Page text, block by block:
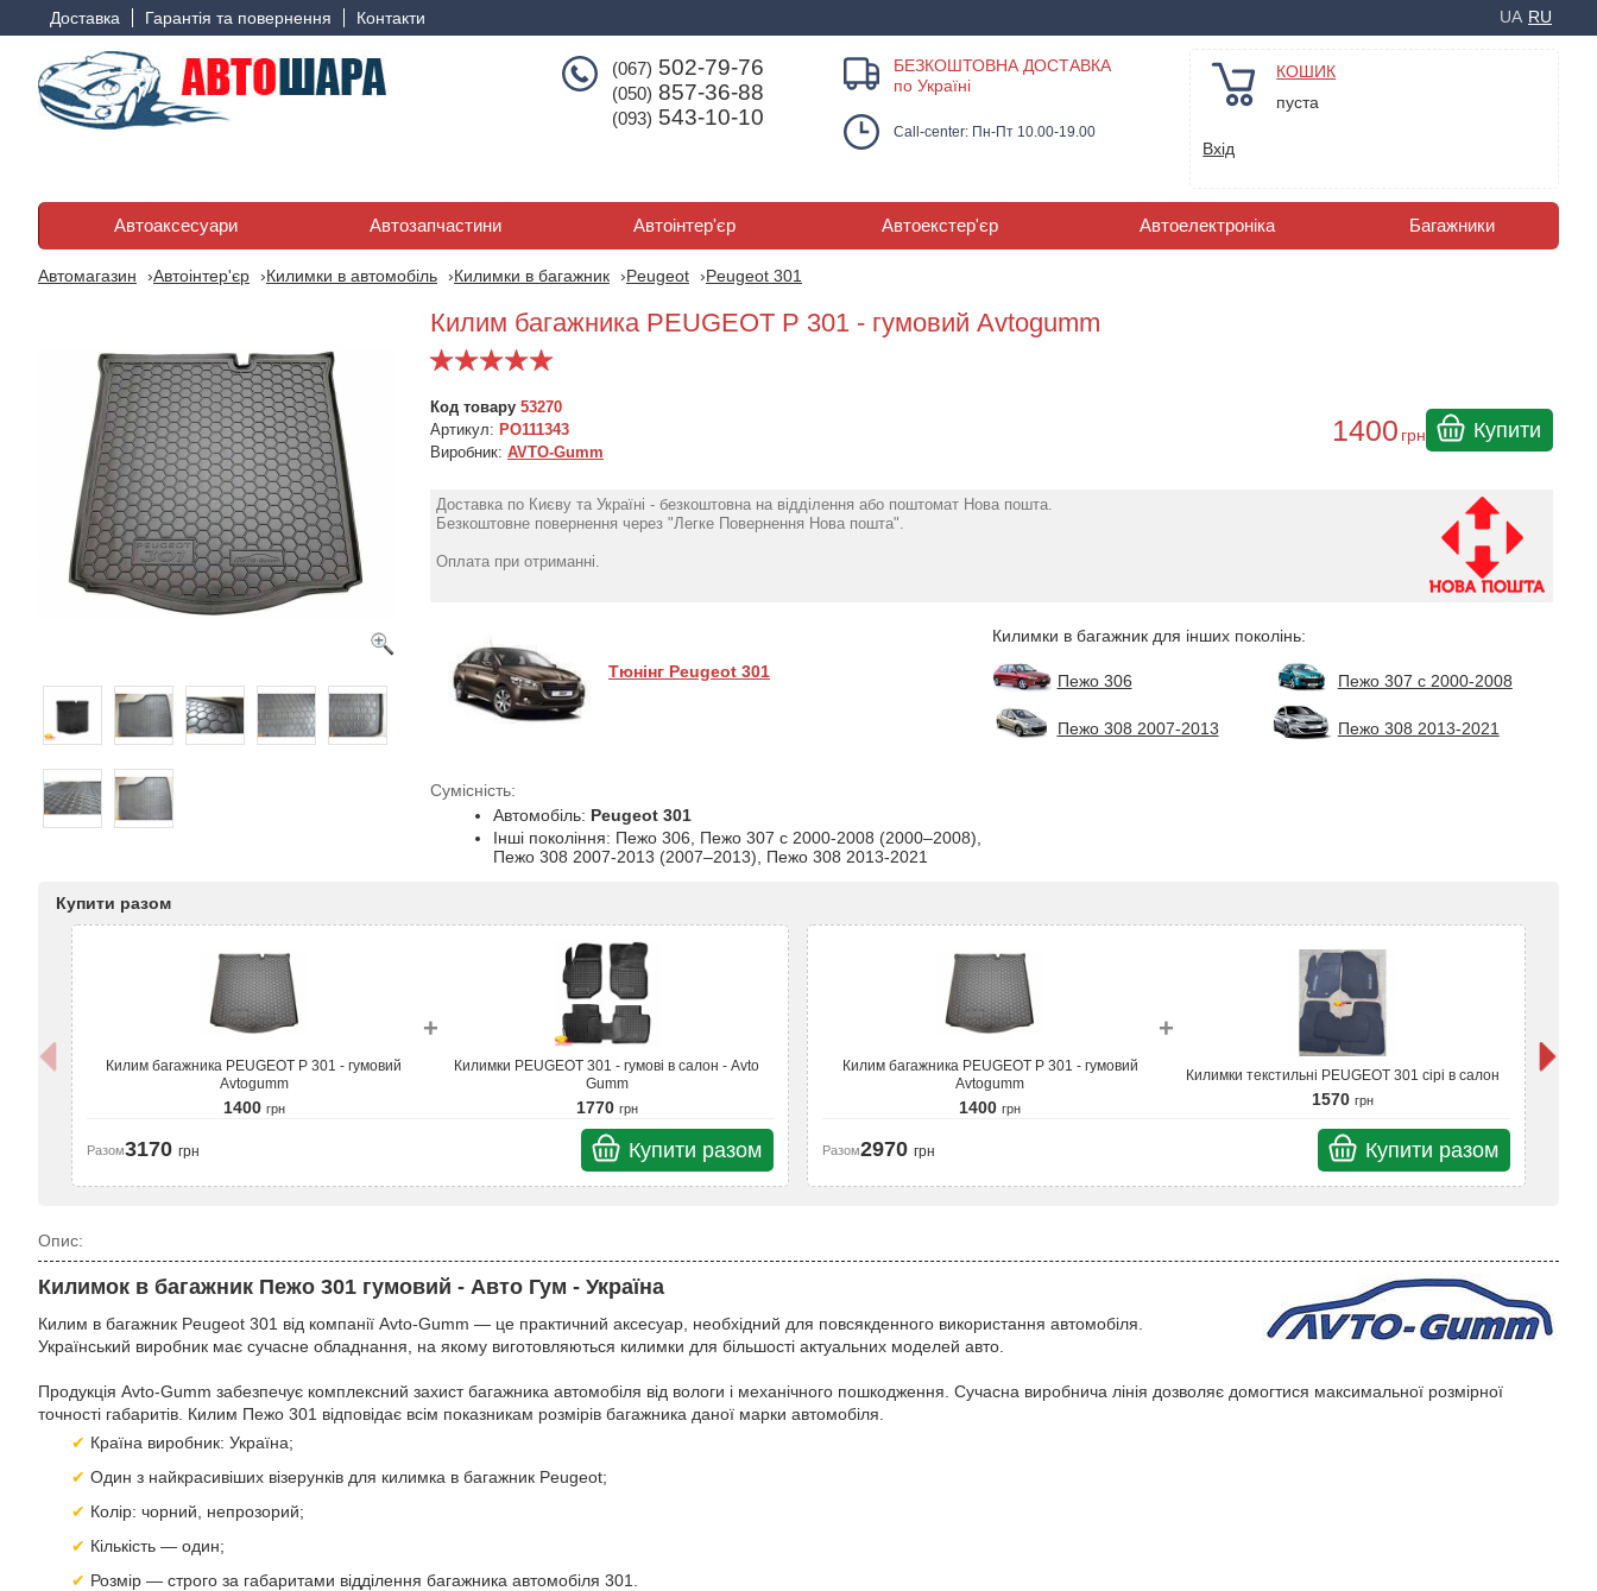
Доставка Гарантія та повернення Контакти UA RU
(067) 502-79-76
(050) 857-36-88
(093) 543-10-10
БЕЗКОШТОВНА ДОСТАВКА
по Україні
Call-center: Пн-Пт 10.00-19.00
КОШИК
пуста
Вхід
Автоаксесуари Автозапчастини Автоінтер'єр Автоекстер'єр Автоелектроніка Багажники
Автомагазин Автоінтер'єр Килимки в автомобіль Килимки в багажник Peugeot Peugeot 301
Килим багажника PEUGEOT P 301 - гумовий Avtogumm
Код товару 53270
Артикул: PO111343
Виробник: AVTO-Gumm
1400 грн Купити
Доставка по Києву та Україні - безкоштовна на відділення або поштомат Нова пошта.
Безкоштовне повернення через "Легке Повернення Нова пошта".
Оплата при отриманні.
Тюнінг Peugeot 301
Сумісність:
Автомобіль: Peugeot 301
Інші покоління: Пежо 306, Пежо 307 с 2000-2008 (2000–2008),
Пежо 308 2007-2013 (2007–2013), Пежо 308 2013-2021
Килимки в багажник для інших поколінь:
Пежо 306 Пежо 307 с 2000-2008
Пежо 308 2007-2013 Пежо 308 2013-2021
Купити разом
Килим багажника PEUGEOT P 301 - гумовий
Avtogumm
1400 грн
+
Килимки PEUGEOT 301 - гумові в салон - Avto
Gumm
1770 грн
Разом3170 грн Купити разом
Килим багажника PEUGEOT P 301 - гумовий
Avtogumm
1400грн
+
Килимки текстильні PEUGEOT 301 сірі в салон
1570грн
Разом2970грн Купити разом
Опис:
Килимок в багажник Пежо 301 гумовий - Авто Гум - Україна
Килим в багажник Peugeot 301 від компанії Avto-Gumm — це практичний аксесуар, необхідний для повсякденного використання автомобіля.
Український виробник має сучасне обладнання, на якому виготовляються килимки для більшості актуальних моделей авто.
Продукція Avto-Gumm забезпечує комплексний захист багажника автомобіля від вологи і механічного пошкодження. Сучасна виробнича лінія дозволяє домогтися максимальної розмірної
точності габаритів. Килим Пежо 301 відповідає всім показникам розмірів багажника даної марки автомобіля.
Країна виробник: Україна;
Один з найкрасивіших візерунків для килимка в багажник Peugeot;
Колір: чорний, непрозорий;
Кількість — один;
Розмір — строго за габаритами відділення багажника автомобіля 301.